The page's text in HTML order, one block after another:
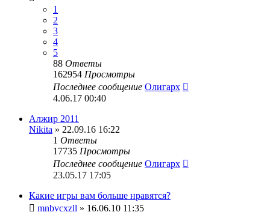
1
2
3
4
5
88 Ответы
162954 Просмотры
Последнее сообщение Олигарх
4.06.17 00:40
Алжир 2011
Nikita » 22.09.16 16:22
1 Ответы
17735 Просмотры
Последнее сообщение Олигарх
23.05.17 17:05
Какие игры вам больше нравятся?
mnbvcxzll » 16.06.10 11:35